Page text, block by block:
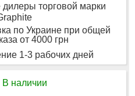
торговой марки
по Украине при общей
от 4000 грн
1-3 рабочих дней
В наличии